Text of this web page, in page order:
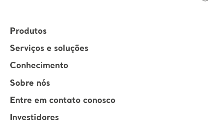
Produtos
Serviços e soluções
Conhecimento
Sobre nós
Entre em contato conosco
Investidores